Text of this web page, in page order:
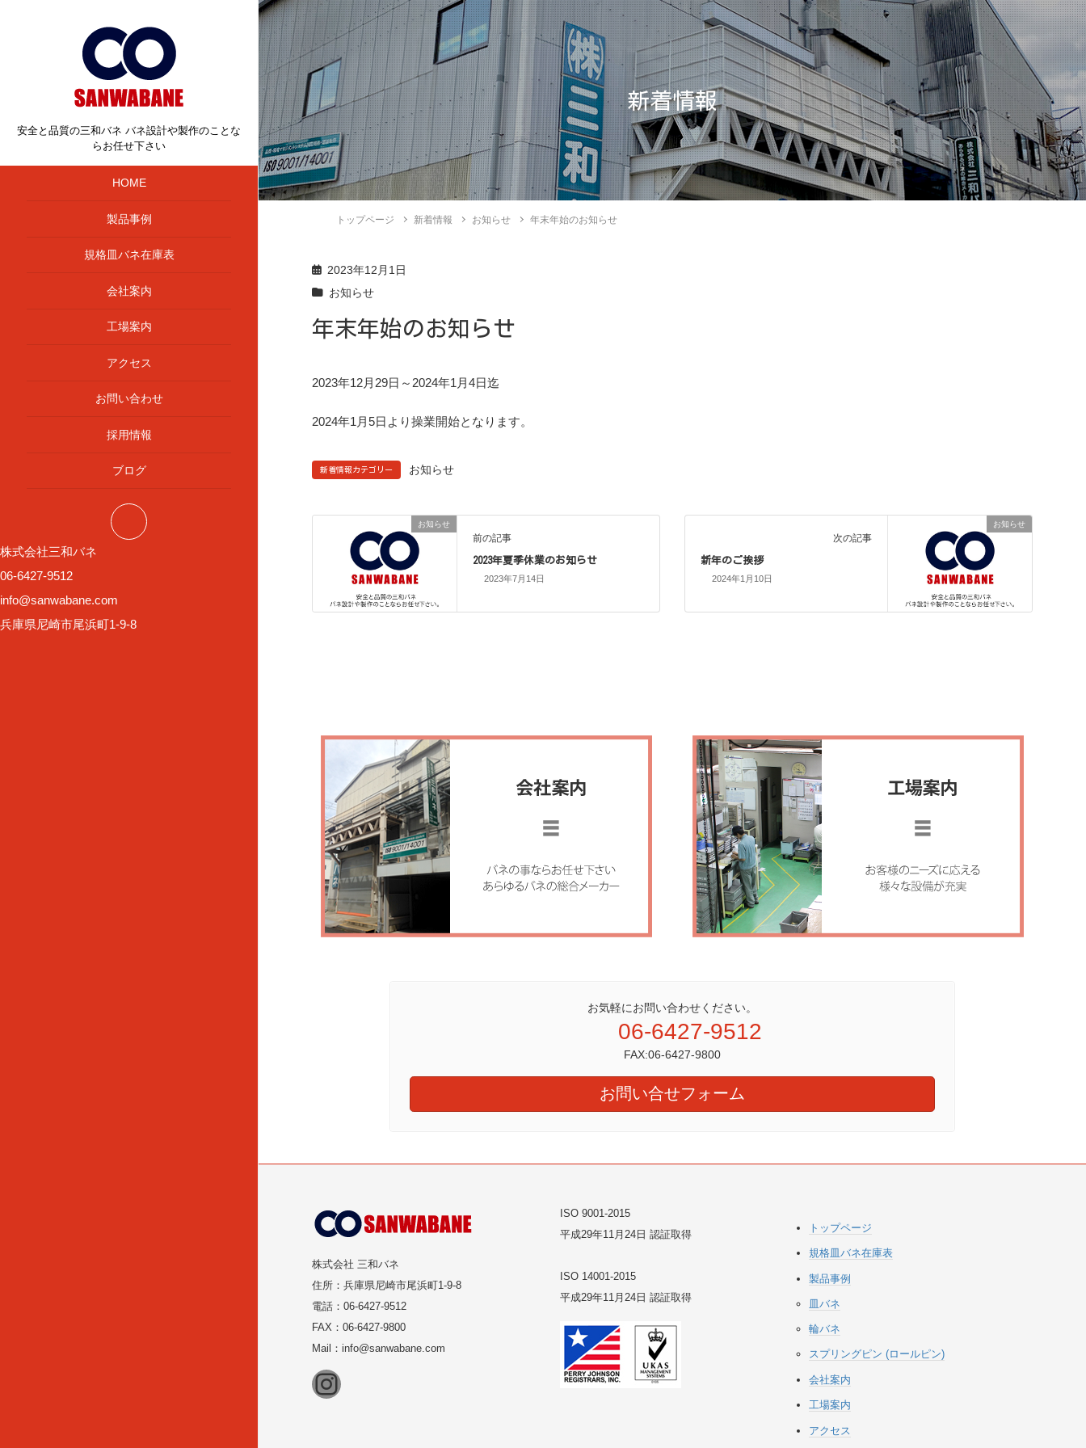
安全と品質の三和バネ バネ設計や製作のことな
らお任せ下さい
HOME
製品事例
規格皿バネ在庫表
会社案内
工場案内
アクセス
お問い合わせ
採用情報
ブログ
株式会社三和バネ
06-6427-9512
info@sanwabane.com
兵庫県尼崎市尾浜町1-9-8
新着情報
トップページ 新着情報 お知らせ 年末年始のお知らせ
2023年12月1日
お知らせ
年末年始のお知らせ
2023年12月29日～2024年1月4日迄
2024年1月5日より操業開始となります。
新着情報カテゴリー お知らせ
お知らせ
前の記事
2023年夏季休業のお知らせ
2023年7月14日
お知らせ
次の記事
新年のご挨拶
2024年1月10日
お気軽にお問い合わせください。
06-6427-9512
FAX:06-6427-9800
お問い合せフォーム
株式会社 三和バネ
住所：兵庫県尼崎市尾浜町1-9-8
電話：06-6427-9512
FAX：06-6427-9800
Mail：info@sanwabane.com
Instagram
ISO 9001-2015
平成29年11月24日 認証取得
ISO 14001-2015
平成29年11月24日 認証取得
トップページ
規格皿バネ在庫表
製品事例
皿バネ
輪バネ
スプリングピン (ロールピン)
会社案内
工場案内
アクセス